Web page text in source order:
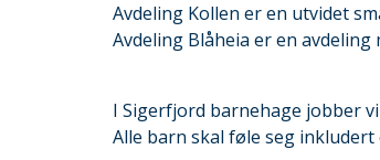
Avdeling Kollen er en utvidet
Avdeling Blåheia er en
I Sigerfjord barnehage jobber
Alle barn skal føle seg